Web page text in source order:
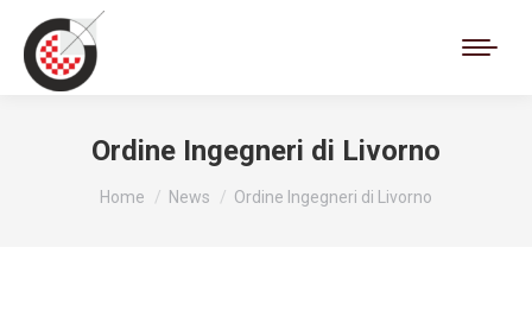
Ordine Ingegneri di Livorno
Tu sei qui:
Home News Ordine Ingegneri di Livorno